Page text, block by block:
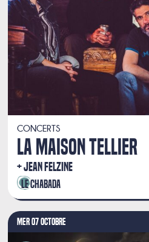
CONCERTS
LA MAISON TELLIER
JEAN FELZINE
Le Chabada
MER 07 OCTOBRE